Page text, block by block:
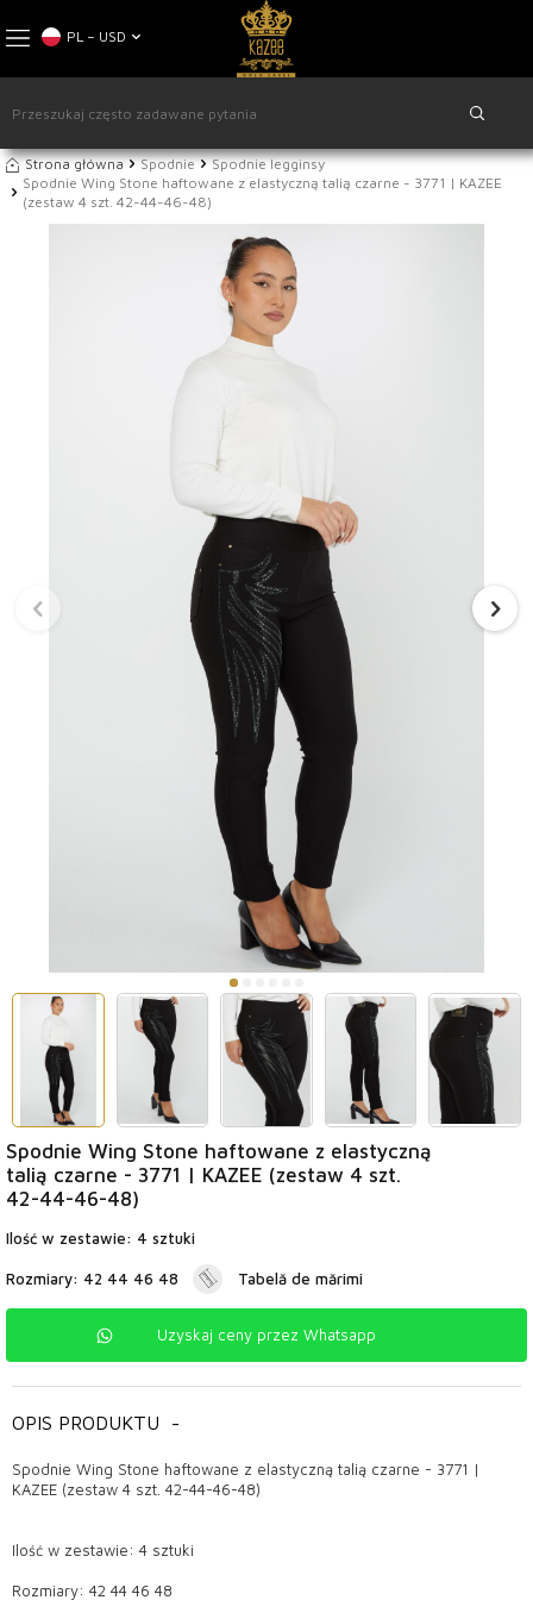
PL − USD
Strona główna Spodnie
Spodnie legginsy
Spodnie Wing Stone haftowane z elastyczną talią czarne - 3771 | KAZEE
(zestaw 4 szt. 42-44-46-48)
Spodnie Wing Stone haftowane z elastyczną
talią czarne - 3771 | KAZEE (zestaw 4 szt.
42-44-46-48)
Ilość w zestawie: 4 sztuki
Rozmiary: 42 44 46 48 Tabelă de mărimi
Uzyskaj ceny przez Whatsapp
OPIS PRODUKTU -
Spodnie Wing Stone haftowane z elastyczną talią czarne - 3771 |
KAZEE (zestaw 4 szt. 42-44-46-48)
Ilość w zestawie: 4 sztuki
Rozmiary: 42 44 46 48